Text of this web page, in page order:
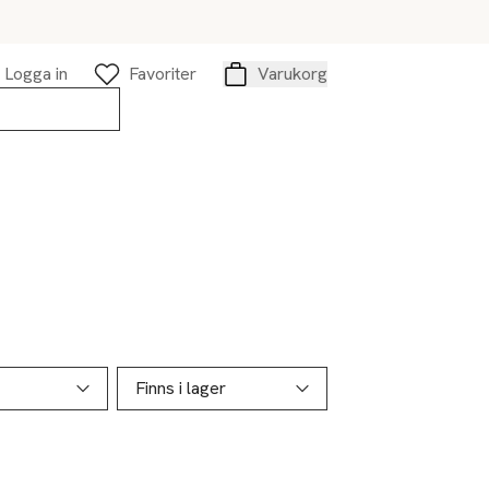
Logga in
Favoriter
Varukorg
Finns i lager